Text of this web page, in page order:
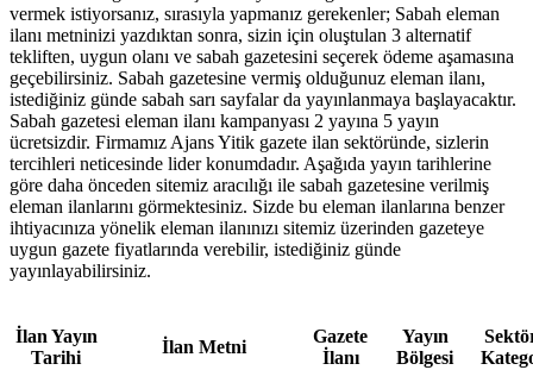
vermek istiyorsanız, sırasıyla yapmanız gerekenler; Sabah eleman
ilanı metninizi yazdıktan sonra, sizin için oluştulan 3 alternatif
tekliften, uygun olanı ve sabah gazetesini seçerek ödeme aşamasına
geçebilirsiniz. Sabah gazetesine vermiş olduğunuz eleman ilanı,
istediğiniz günde sabah sarı sayfalar da yayınlanmaya başlayacaktır.
Sabah gazetesi eleman ilanı kampanyası 2 yayına 5 yayın
ücretsizdir. Firmamız Ajans Yitik gazete ilan sektöründe, sizlerin
tercihleri neticesinde lider konumdadır. Aşağıda yayın tarihlerine
göre daha önceden sitemiz aracılığı ile sabah gazetesine verilmiş
eleman ilanlarını görmektesiniz. Sizde bu eleman ilanlarına benzer
ihtiyacınıza yönelik eleman ilanınızı sitemiz üzerinden gazeteye
uygun gazete fiyatlarında verebilir, istediğiniz günde
yayınlayabilirsiniz.
İlan Yayın
Tarihi
İlan Metni
Gazete
İlanı
Yayın
Bölgesi